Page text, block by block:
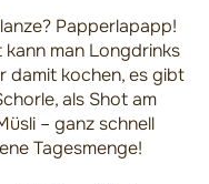
Papperlapapp!
man Longdrinks
damit kochen, es gibt
als Shot am
– ganz schnell
Tagesmenge!